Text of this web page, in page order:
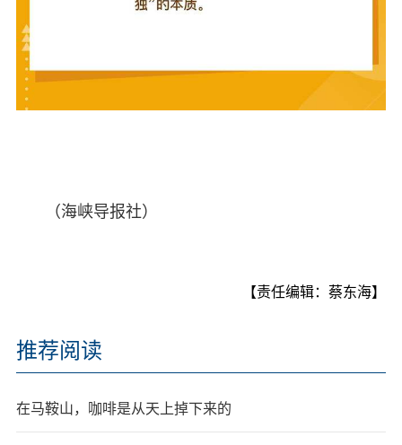
（海峡导报社）
【责任编辑：蔡东海】
推荐阅读
在马鞍山，咖啡是从天上掉下来的